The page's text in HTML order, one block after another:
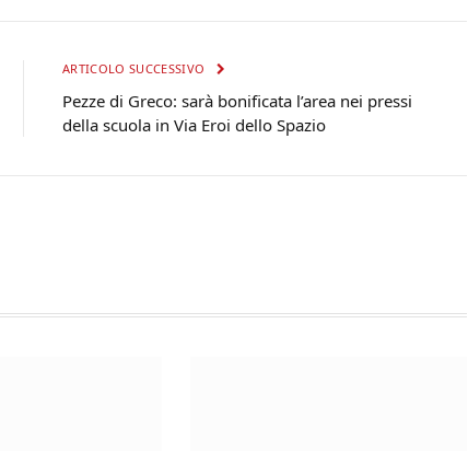
ARTICOLO SUCCESSIVO
Pezze di Greco: sarà bonificata l’area nei pressi
della scuola in Via Eroi dello Spazio